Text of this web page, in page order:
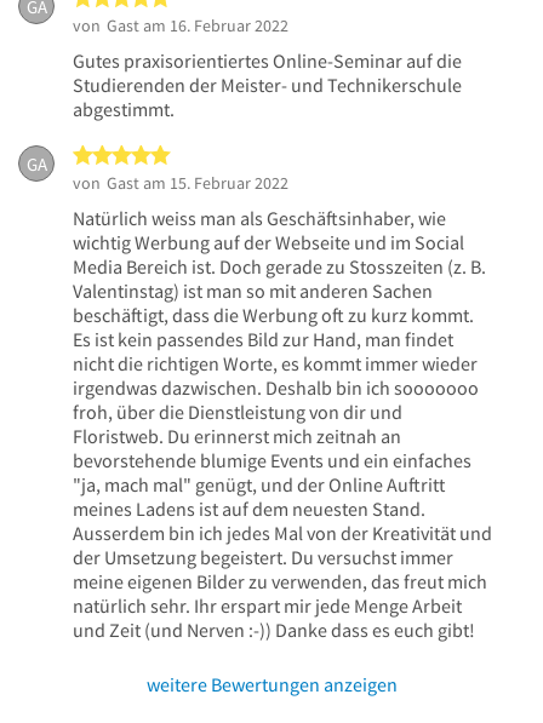
GA
von Gast am 16. Februar 2022
Gutes praxisorientiertes Online-Seminar auf die
Studierenden der Meister- und Technikerschule
abgestimmt.
GA
von Gast am 15. Februar 2022
Natürlich weiss man als Geschäftsinhaber, wie
wichtig Werbung auf der Webseite und im Social
Media Bereich ist. Doch gerade zu Stosszeiten (z. B.
Valentinstag) ist man so mit anderen Sachen
beschäftigt, dass die Werbung oft zu kurz kommt.
Es ist kein passendes Bild zur Hand, man findet
nicht die richtigen Worte, es kommt immer wieder
irgendwas dazwischen. Deshalb bin ich sooooooo
froh, über die Dienstleistung von dir und
Floristweb. Du erinnerst mich zeitnah an
bevorstehende blumige Events und ein einfaches
"ja, mach mal" genügt, und der Online Auftritt
meines Ladens ist auf dem neuesten Stand.
Ausserdem bin ich jedes Mal von der Kreativität und
der Umsetzung begeistert. Du versuchst immer
meine eigenen Bilder zu verwenden, das freut mich
natürlich sehr. Ihr erspart mir jede Menge Arbeit
und Zeit (und Nerven :-)) Danke dass es euch gibt!
weitere Bewertungen anzeigen